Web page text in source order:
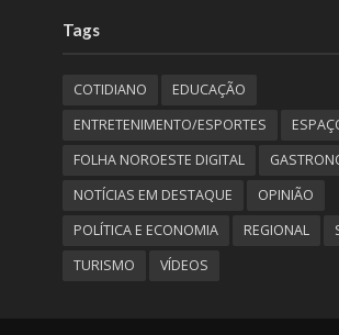
Tags
COTIDIANO
EDUCAÇÃO
ENTRETENIMENTO/ESPORTES
FOLHA NOROESTE DIGITAL
NOTÍCIAS EM DESTAQUE
OPINIÃO
POLÍTICA E ECONOMIA
REGIONAL
TURISMO
VÍDEOS